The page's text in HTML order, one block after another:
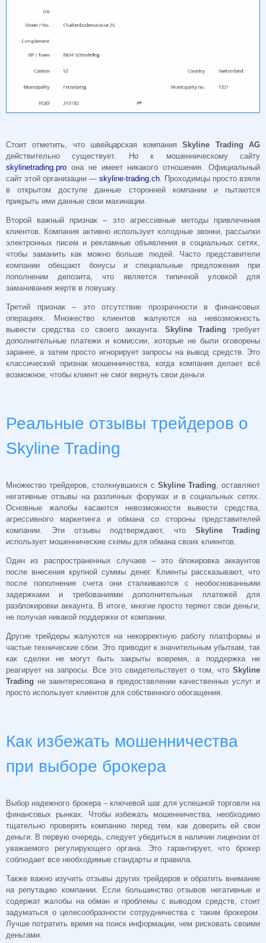
Стоит отметить, что швейцарская компанияSkyline Trading AG
действительно существует. Но к мошенническому сайту
skylinetrading.pro она не имеет никакого отношения. Официальный
сайт этой организации — skyline-trading.ch. Проходимцы просто взяли
в открытом доступе данные сторонней компании и пытаются
прикрыть ими данные свои махинации.
Второй важный признак – это агрессивные методы привлечения
клиентов. Компания активно использует холодные звонки, рассылки
электронных писем и рекламные объявления в социальных сетях,
чтобы заманить как можно больше людей. Часто представители
компании обещают бонусы и специальные предложения при
пополнении депозита, что является типичной уловкой для
заманивания жертв в ловушку.
Третий признак – это отсутствие прозрачности в финансовых
операциях. Множество клиентов жалуются на невозможность
вывести средства со своего аккаунта. Skyline Trading требует
дополнительные платежи и комиссии, которые не были оговорены
заранее, а затем просто игнорирует запросы на вывод средств. Это
классический признак мошенничества, когда компания делает всё
возможное, чтобы клиент не смог вернуть свои деньги.
Реальные отзывы трейдеров о
Skyline Trading
Множество трейдеров, столкнувшихся с Skyline Trading, оставляют
негативные отзывы на различных форумах и в социальных сетях.
Основные жалобы касаются невозможности вывести средства,
агрессивного маркетинга и обмана со стороны представителей
компании. Эти отзывы подтверждают, что Skyline Trading
использует мошеннические схемы для обмана своих клиентов.
Один из распространенных случаев – это блокировка аккаунтов
после внесения крупной суммы денег. Клиенты рассказывают, что
после пополнения счета они сталкиваются с необоснованными
задержками и требованиями дополнительных платежей для
разблокировки аккаунта. В итоге, многие просто теряют свои деньги,
не получая никакой поддержки от компании.
Другие трейдеры жалуются на некорректную работу платформы и
частые технические сбои. Это приводит к значительным убыткам, так
как сделки не могут быть закрыты вовремя, а поддержка не
реагирует на запросы. Все это свидетельствует о том, что Skyline
Trading не заинтересована в предоставлении качественных услуг и
просто использует клиентов для собственного обогащения.
Как избежать мошенничества
при выборе брокера
Выбор надежного брокера – ключевой шаг для успешной торговли на
финансовых рынках. Чтобы избежать мошенничества, необходимо
тщательно проверять компанию перед тем, как доверить ей свои
деньги. В первую очередь, следует убедиться в наличии лицензии от
уважаемого регулирующего органа. Это гарантирует, что брокер
соблюдает все необходимые стандарты и правила.
Также важно изучить отзывы других трейдеров и обратить внимание
на репутацию компании. Если большинство отзывов негативные и
содержат жалобы на обман и проблемы с выводом средств, стоит
задуматься о целесообразности сотрудничества с таким брокером.
Лучше потратить время на поиск информации, чем рисковать своими
деньгами.